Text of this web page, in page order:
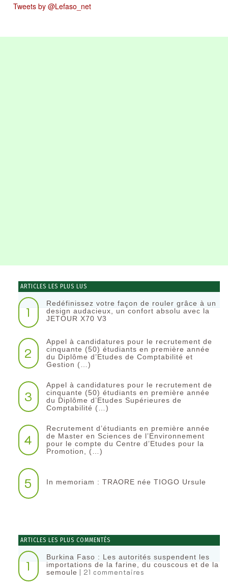
Tweets by @Lefaso_net
ARTICLES LES PLUS LUS
1
Redéfinissez votre façon de rouler grâce à un
design audacieux, un confort absolu avec la
JETOUR X70 V3
2
Appel à candidatures pour le recrutement de
cinquante (50) étudiants en première année
du Diplôme d’Etudes de Comptabilité et
Gestion (…)
3
Appel à candidatures pour le recrutement de
cinquante (50) étudiants en première année
du Diplôme d’Etudes Supérieures de
Comptabilité (…)
4
Recrutement d’étudiants en première année
de Master en Sciences de l’Environnement
pour le compte du Centre d’Etudes pour la
Promotion, (…)
5 In memoriam : TRAORE née TIOGO Ursule
ARTICLES LES PLUS COMMENTÉS
1
Burkina Faso : Les autorités suspendent les
importations de la farine, du couscous et de la
semoule | 21 commentaires